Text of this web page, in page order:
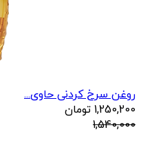
روغن سرخ کردنی حاوی...
1,250,200 تومان
1,540,000